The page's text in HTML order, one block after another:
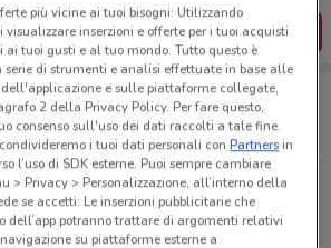
SCARICA L’APP
vicinanze
142 Roma
più vicine ai tuoi bisogni: Utilizzando
visualizzare inserzioni e offerte per i tuoi acquisti
tuoi gusti e al tuo mondo. Tutto questo è
serie di strumenti e analisi effettuate in base alle
e sulle piattaforme collegate,
2 della Privacy Policy. Per fare questo,
consenso sull'uso dei dati raccolti a tale fine.
i tuoi dati personali conPartnersin
l’uso di SDK esterne. Puoi sempre cambiare
> Privacy > Personalizzazione, all’interno della
se accetti: Le inserzioni pubblicitarie che
dell’app potranno trattare di argomenti relativi
su piattaforme esterne a